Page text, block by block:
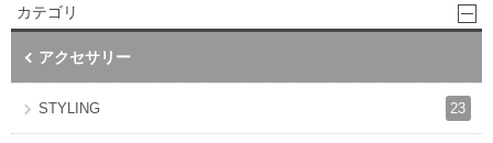
カテゴリ
アクセサリー
STYLING 23